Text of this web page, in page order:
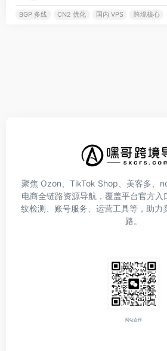
BGP 多线 CN2 优化 国内 VPS 跨境核心
聚焦 Ozon、TikTok Shop、美客多、
电商全链路资源导航，覆盖平台官方
纹检测、账号服务、运营工具等，助力
路。
网站合作